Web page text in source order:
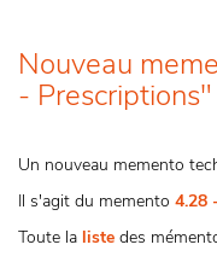
Nouveau
-
Un nouveau memento
Il s'agit du memento 4.28
Toute la liste des